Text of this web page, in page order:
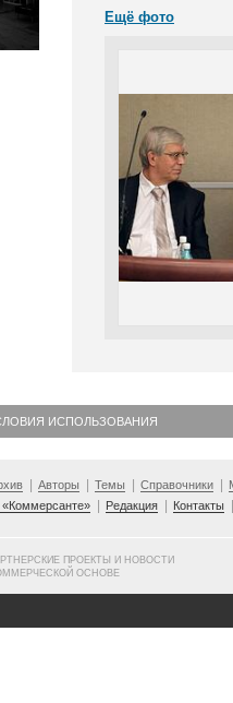
Ещё фото
ИСПОЛЬЗОВАНИЯ
Авторы Темы Справочники
Редакция Контакты
ПРОЕКТЫ И НОВОСТИ
ОСНОВЕ